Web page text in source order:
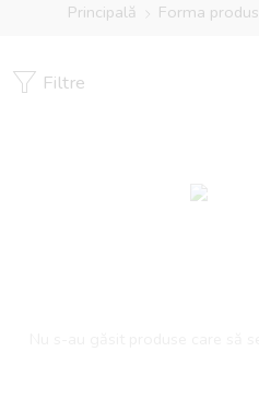
Principală Forma produs
Filtre